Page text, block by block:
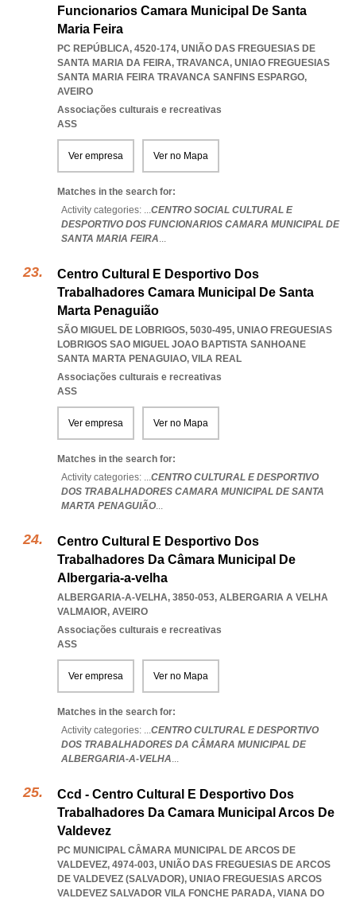
Funcionarios Camara Municipal De Santa
Maria Feira
PC REPÚBLICA, 4520-174, UNIÃO DAS FREGUESIAS DE
SANTA MARIA DA FEIRA, TRAVANCA, UNIAO FREGUESIAS
SANTA MARIA FEIRA TRAVANCA SANFINS ESPARGO,
AVEIRO
Associações culturais e recreativas
ASS
Ver empresa Ver no Mapa
Matches in the search for:
Activity categories: ...CENTRO SOCIAL CULTURAL E
DESPORTIVO DOS FUNCIONARIOS CAMARA MUNICIPAL DE
SANTA MARIA FEIRA...
Centro Cultural E Desportivo Dos
Trabalhadores Camara Municipal De Santa
Marta Penaguião
SÃO MIGUEL DE LOBRIGOS, 5030-495, UNIAO FREGUESIAS
LOBRIGOS SAO MIGUEL JOAO BAPTISTA SANHOANE
SANTA MARTA PENAGUIAO, VILA REAL
Associações culturais e recreativas
ASS
Ver empresa Ver no Mapa
Matches in the search for:
Activity categories: ...CENTRO CULTURAL E DESPORTIVO
DOS TRABALHADORES CAMARA MUNICIPAL DE SANTA
MARTA PENAGUIÃO...
Centro Cultural E Desportivo Dos
Trabalhadores Da Câmara Municipal De
Albergaria-a-velha
ALBERGARIA-A-VELHA, 3850-053, ALBERGARIA A VELHA
VALMAIOR, AVEIRO
Associações culturais e recreativas
ASS
Ver empresa Ver no Mapa
Matches in the search for:
Activity categories: ...CENTRO CULTURAL E DESPORTIVO
DOS TRABALHADORES DA CÂMARA MUNICIPAL DE
ALBERGARIA-A-VELHA...
Ccd - Centro Cultural E Desportivo Dos
Trabalhadores Da Camara Municipal Arcos De
Valdevez
PC MUNICIPAL CÂMARA MUNICIPAL DE ARCOS DE
VALDEVEZ, 4974-003, UNIÃO DAS FREGUESIAS DE ARCOS
DE VALDEVEZ (SALVADOR), UNIAO FREGUESIAS ARCOS
VALDEVEZ SALVADOR VILA FONCHE PARADA, VIANA DO